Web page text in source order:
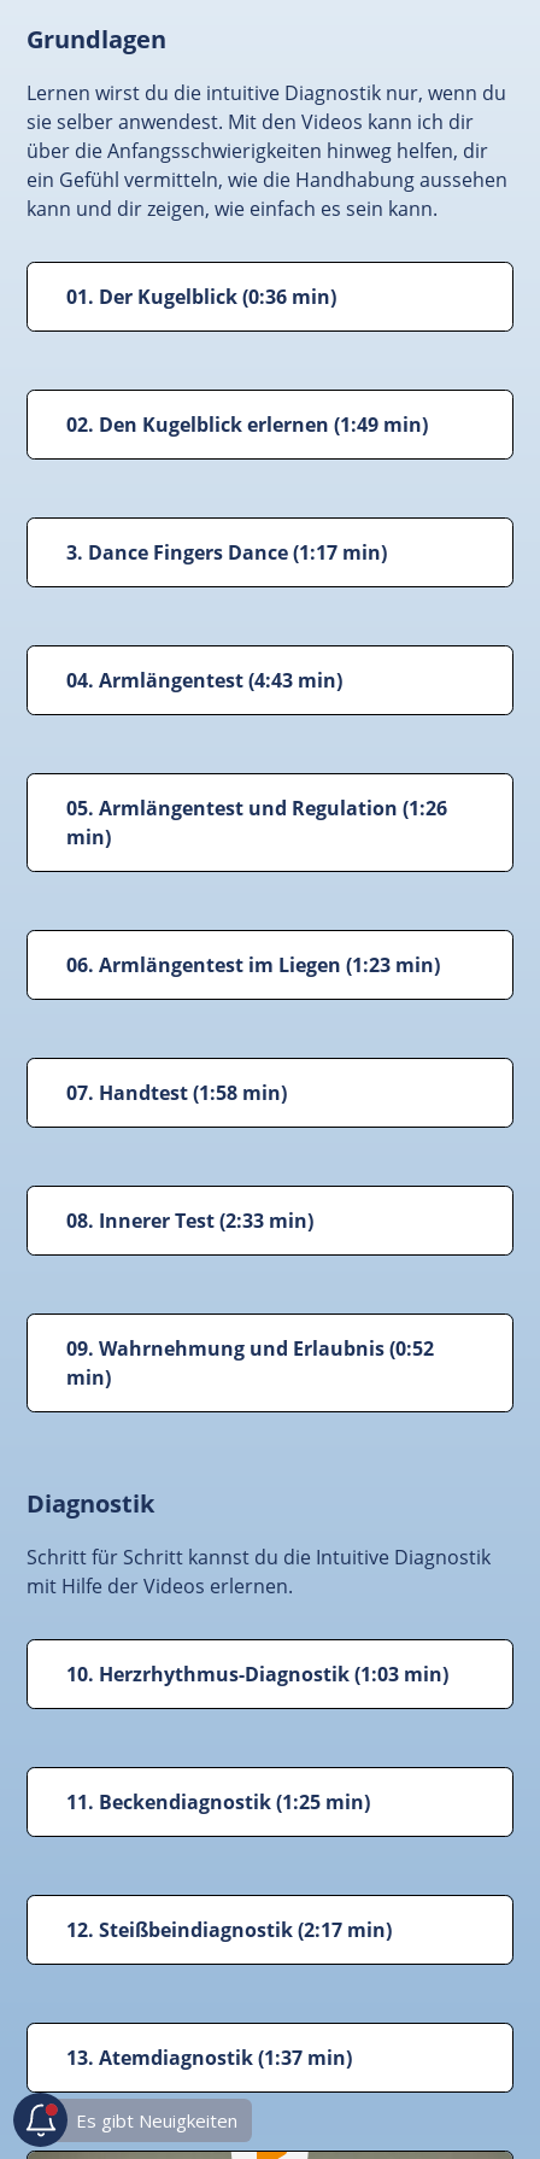
Grundlagen
Lernen wirst du die intuitive Diagnostik nur, wenn du
sie selber anwendest. Mit den Videos kann ich dir
über die Anfangsschwierigkeiten hinweg helfen, dir
ein Gefühl vermitteln, wie die Handhabung aussehen
kann und dir zeigen, wie einfach es sein kann.
01. Der Kugelblick (0:36 min)
02. Den Kugelblick erlernen (1:49 min)
3. Dance Fingers Dance (1:17 min)
04. Armlängentest (4:43 min)
05. Armlängentest und Regulation (1:26
min)
06. Armlängentest im Liegen (1:23 min)
07. Handtest (1:58 min)
08. Innerer Test (2:33 min)
09. Wahrnehmung und Erlaubnis (0:52
min)
Diagnostik
Schritt für Schritt kannst du die Intuitive Diagnostik
mit Hilfe der Videos erlernen.
10. Herzrhythmus-Diagnostik (1:03 min)
11. Beckendiagnostik (1:25 min)
12. Steißbeindiagnostik (2:17 min)
13. Atemdiagnostik (1:37 min)